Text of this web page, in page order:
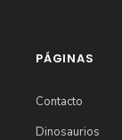
PÁGINAS
Contacto
Dinosaurios